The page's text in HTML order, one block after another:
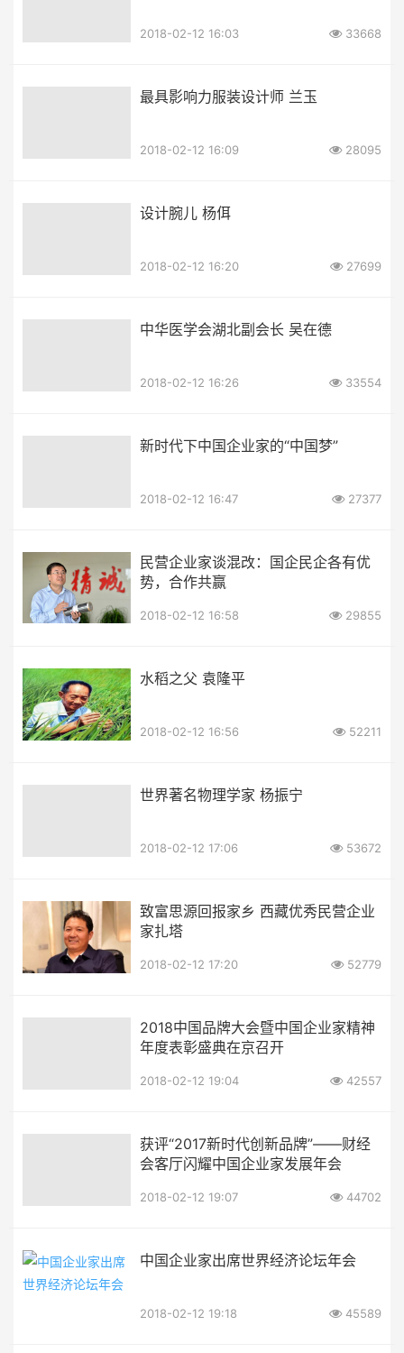
2018-02-12 16:03 33668
最具影响力服装设计师 兰玉
2018-02-12 16:09 28095
设计腕儿 杨佴
2018-02-12 16:20 27699
中华医学会湖北副会长 吴在德
2018-02-12 16:26 33554
新时代下中国企业家的“中国梦”
2018-02-12 16:47 27377
民营企业家谈混改：国企民企各有优
势，合作共赢
2018-02-12 16:58 29855
水稻之父 袁隆平
2018-02-12 16:56 52211
世界著名物理学家 杨振宁
2018-02-12 17:06 53672
致富思源回报家乡 西藏优秀民营企业
家扎塔
2018-02-12 17:20 52779
2018中国品牌大会暨中国企业家精神
年度表彰盛典在京召开
2018-02-12 19:04 42557
获评“2017新时代创新品牌”——财经
会客厅闪耀中国企业家发展年会
2018-02-12 19:07 44702
中国企业家出席世界经济论坛年会
2018-02-12 19:18 45589